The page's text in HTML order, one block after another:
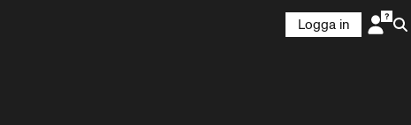
Logga in